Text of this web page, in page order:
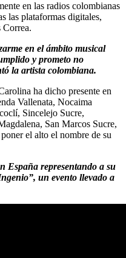
en las radios colombianas
las plataformas digitales,
Correa.
en el ámbito musical
y prometo no
la artista colombiana.
ha dicho presente en
Vallenata, Nocaima
Sincelejo Sucre,
San Marcos Sucre,
el alto el nombre de su
España representando a su
un evento llevado a